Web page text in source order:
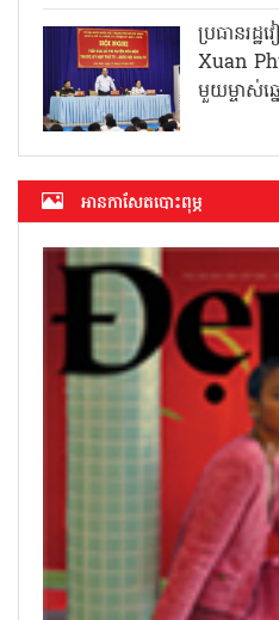
ប្រធានរ
Xuan
មួយម្ចាស់
អាន​កាសែត​បោះពុម្ភ